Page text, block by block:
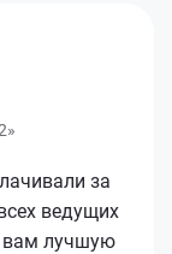
за
ведущих
вам лучшую